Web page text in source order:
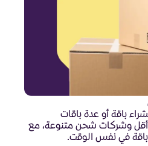
باقة أو عدة باقات
وشركات شحن متنوعة، مع
باقة في نفس الوقت.